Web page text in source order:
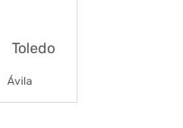
Toledo
Ávila